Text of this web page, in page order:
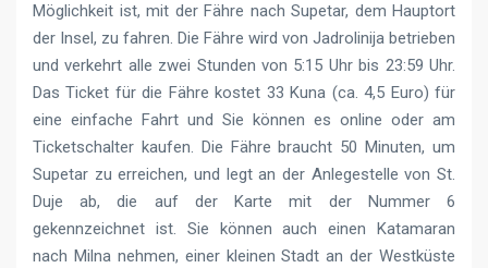
Möglichkeit ist, mit der Fähre nach Supetar, dem Hauptort
der Insel, zu fahren. Die Fähre wird von Jadrolinija betrieben
und verkehrt alle zwei Stunden von 5:15 Uhr bis 23:59 Uhr.
Das Ticket für die Fähre kostet 33 Kuna (ca. 4,5 Euro) für
eine einfache Fahrt und Sie können es online oder am
Ticketschalter kaufen. Die Fähre braucht 50 Minuten, um
Supetar zu erreichen, und legt an der Anlegestelle von St.
Duje ab, die auf der Karte mit der Nummer 6
gekennzeichnet ist. Sie können auch einen Katamaran
nach Milna nehmen, einer kleinen Stadt an der Westküste